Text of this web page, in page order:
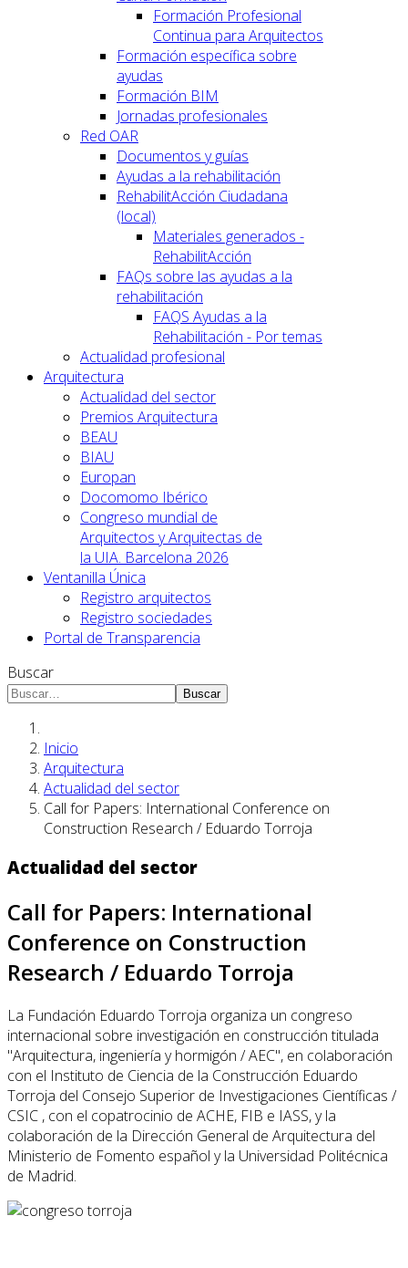
Formación Profesional
Continua para Arquitectos
Formación específica sobre
ayudas
Formación BIM
Jornadas profesionales
Red OAR
Documentos y guías
Ayudas a la rehabilitación
RehabilitAcción Ciudadana
(local)
Materiales generados -
RehabilitAcción
FAQs sobre las ayudas a la
rehabilitación
FAQS Ayudas a la
Rehabilitación - Por temas
Actualidad profesional
Arquitectura
Actualidad del sector
Premios Arquitectura
BEAU
BIAU
Europan
Docomomo Ibérico
Congreso mundial de
Arquitectos y Arquitectas de
la UIA. Barcelona 2026
Ventanilla Única
Registro arquitectos
Registro sociedades
Portal de Transparencia
Buscar
Buscar
Inicio
Arquitectura
Actualidad del sector
Call for Papers: International Conference on
Construction Research / Eduardo Torroja
Actualidad del sector
Call for Papers: International
Conference on Construction
Research / Eduardo Torroja
La Fundación Eduardo Torroja organiza un congreso
internacional sobre investigación en construcción titulada
"Arquitectura, ingeniería y hormigón / AEC", en colaboración
con el Instituto de Ciencia de la Construcción Eduardo
Torroja del Consejo Superior de Investigaciones Científicas /
CSIC , con el copatrocinio de ACHE, FIB e IASS, y la
colaboración de la Dirección General de Arquitectura del
Ministerio de Fomento español y la Universidad Politécnica
de Madrid.